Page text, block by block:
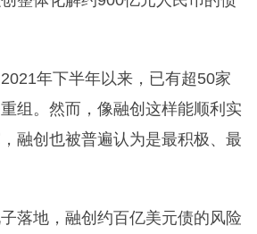
年下半年以来，已有超50家
组。然而，像融创这样能顺利实
融创也被普遍认为是最积极、最
落地，融创约百亿美元债的风险